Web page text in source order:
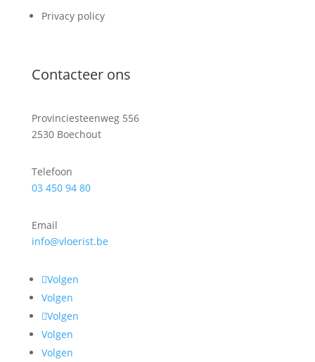
Privacy policy
Contacteer ons
Provinciesteenweg 556
2530 Boechout
Telefoon
03 450 94 80
Email
info@vloerist.be
Volgen
Volgen
Volgen
Volgen
Volgen